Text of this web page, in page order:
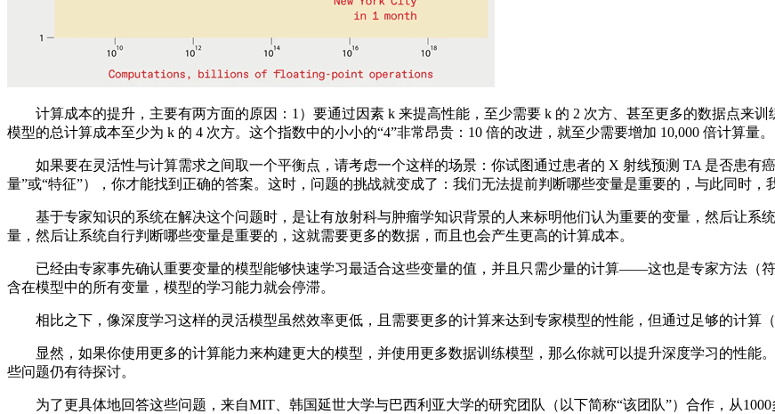
计算成本的提升，主要有两方面的原因：1）要通过因素 k 来提高性能，至少需要 k 的 2 次方、甚至更多的数据点来训
模型的总计算成本至少为 k 的 4 次方。这个指数中的小小的“4”非常昂贵：10 倍的改进，就至少需要增加 10,000 倍计算量。
如果要在灵活性与计算需求之间取一个平衡点，请考虑一个这样的场景：你试图通过患者的 X 射线预测 TA 是否患有
量”或“特征”），你才能找到正确的答案。这时，问题的挑战就变成了：我们无法提前判断哪些变量是重要的，与此同时，
基于专家知识的系统在解决这个问题时，是让有放射科与肿瘤学知识背景的人来标明他们认为重要的变量，然后让系
量，然后让系统自行判断哪些变量是重要的，这就需要更多的数据，而且也会产生更高的计算成本。
已经由专家事先确认重要变量的模型能够快速学习最适合这些变量的值，并且只需少量的计算——这也是专家方法（
含在模型中的所有变量，模型的学习能力就会停滞。
相比之下，像深度学习这样的灵活模型虽然效率更低，且需要更多的计算来达到专家模型的性能，但通过足够的计算（
显然，如果你使用更多的计算能力来构建更大的模型，并使用更多数据训练模型，那么你就可以提升深度学习的性能
些问题仍有待探讨。
为了更具体地回答这些问题，来自MIT、韩国延世大学与巴西利亚大学的研究团队（以下简称“该团队”）合作，从